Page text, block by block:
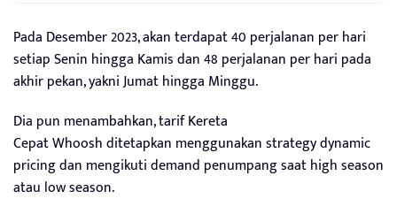
Pada Desember 2023, akan terdapat 40 perjalanan per hari
setiap Senin hingga Kamis dan 48 perjalanan per hari pada
akhir pekan, yakni Jumat hingga Minggu.
Dia pun menambahkan, tarif Kereta
Cepat Whoosh ditetapkan menggunakan strategy dynamic
pricing dan mengikuti demand penumpang saat high season
atau low season.